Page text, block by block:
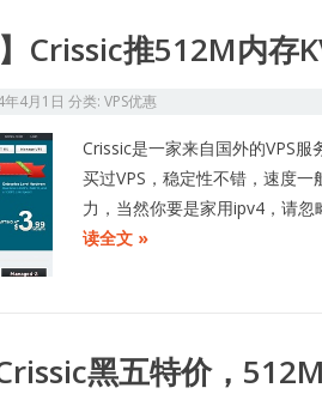
】Crissic推512M内存
4月1日 分类: VPS优惠
Crissic是一家来自国外的VPS
买过VPS，稳定性不错，速度
力，当然你要是家用ipv4，请
读全文 »
黑五特价，